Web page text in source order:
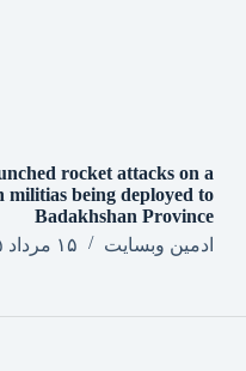
rocket attacks on a
militias being deployed to
Badakhshan Province
ادمین وبسایت
۱۵ مرداد ۱۴۰۵